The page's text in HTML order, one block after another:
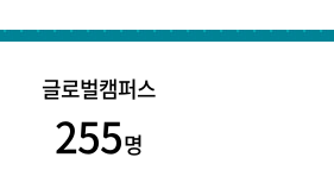
글로벌캠퍼스
255명